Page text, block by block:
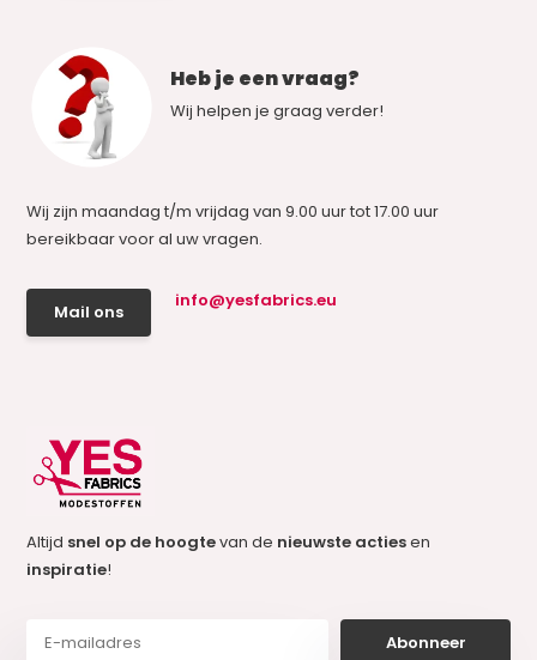
Heb je een vraag?
Wij helpen je graag verder!
Wij zijn maandag t/m vrijdag van 9.00 uur tot 17.00 uur
bereikbaar voor al uw vragen.
Mail ons
info@yesfabrics.eu
Altijd snel op de hoogtevan de nieuwste actiesen
inspiratie!
Abonneer